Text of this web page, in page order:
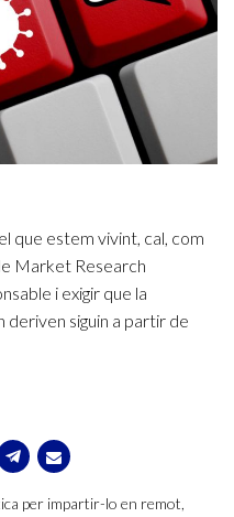
que estem vivint, cal, com
Market Research
i exigir que la
deriven siguin a partir de
per impartir-lo en remot,